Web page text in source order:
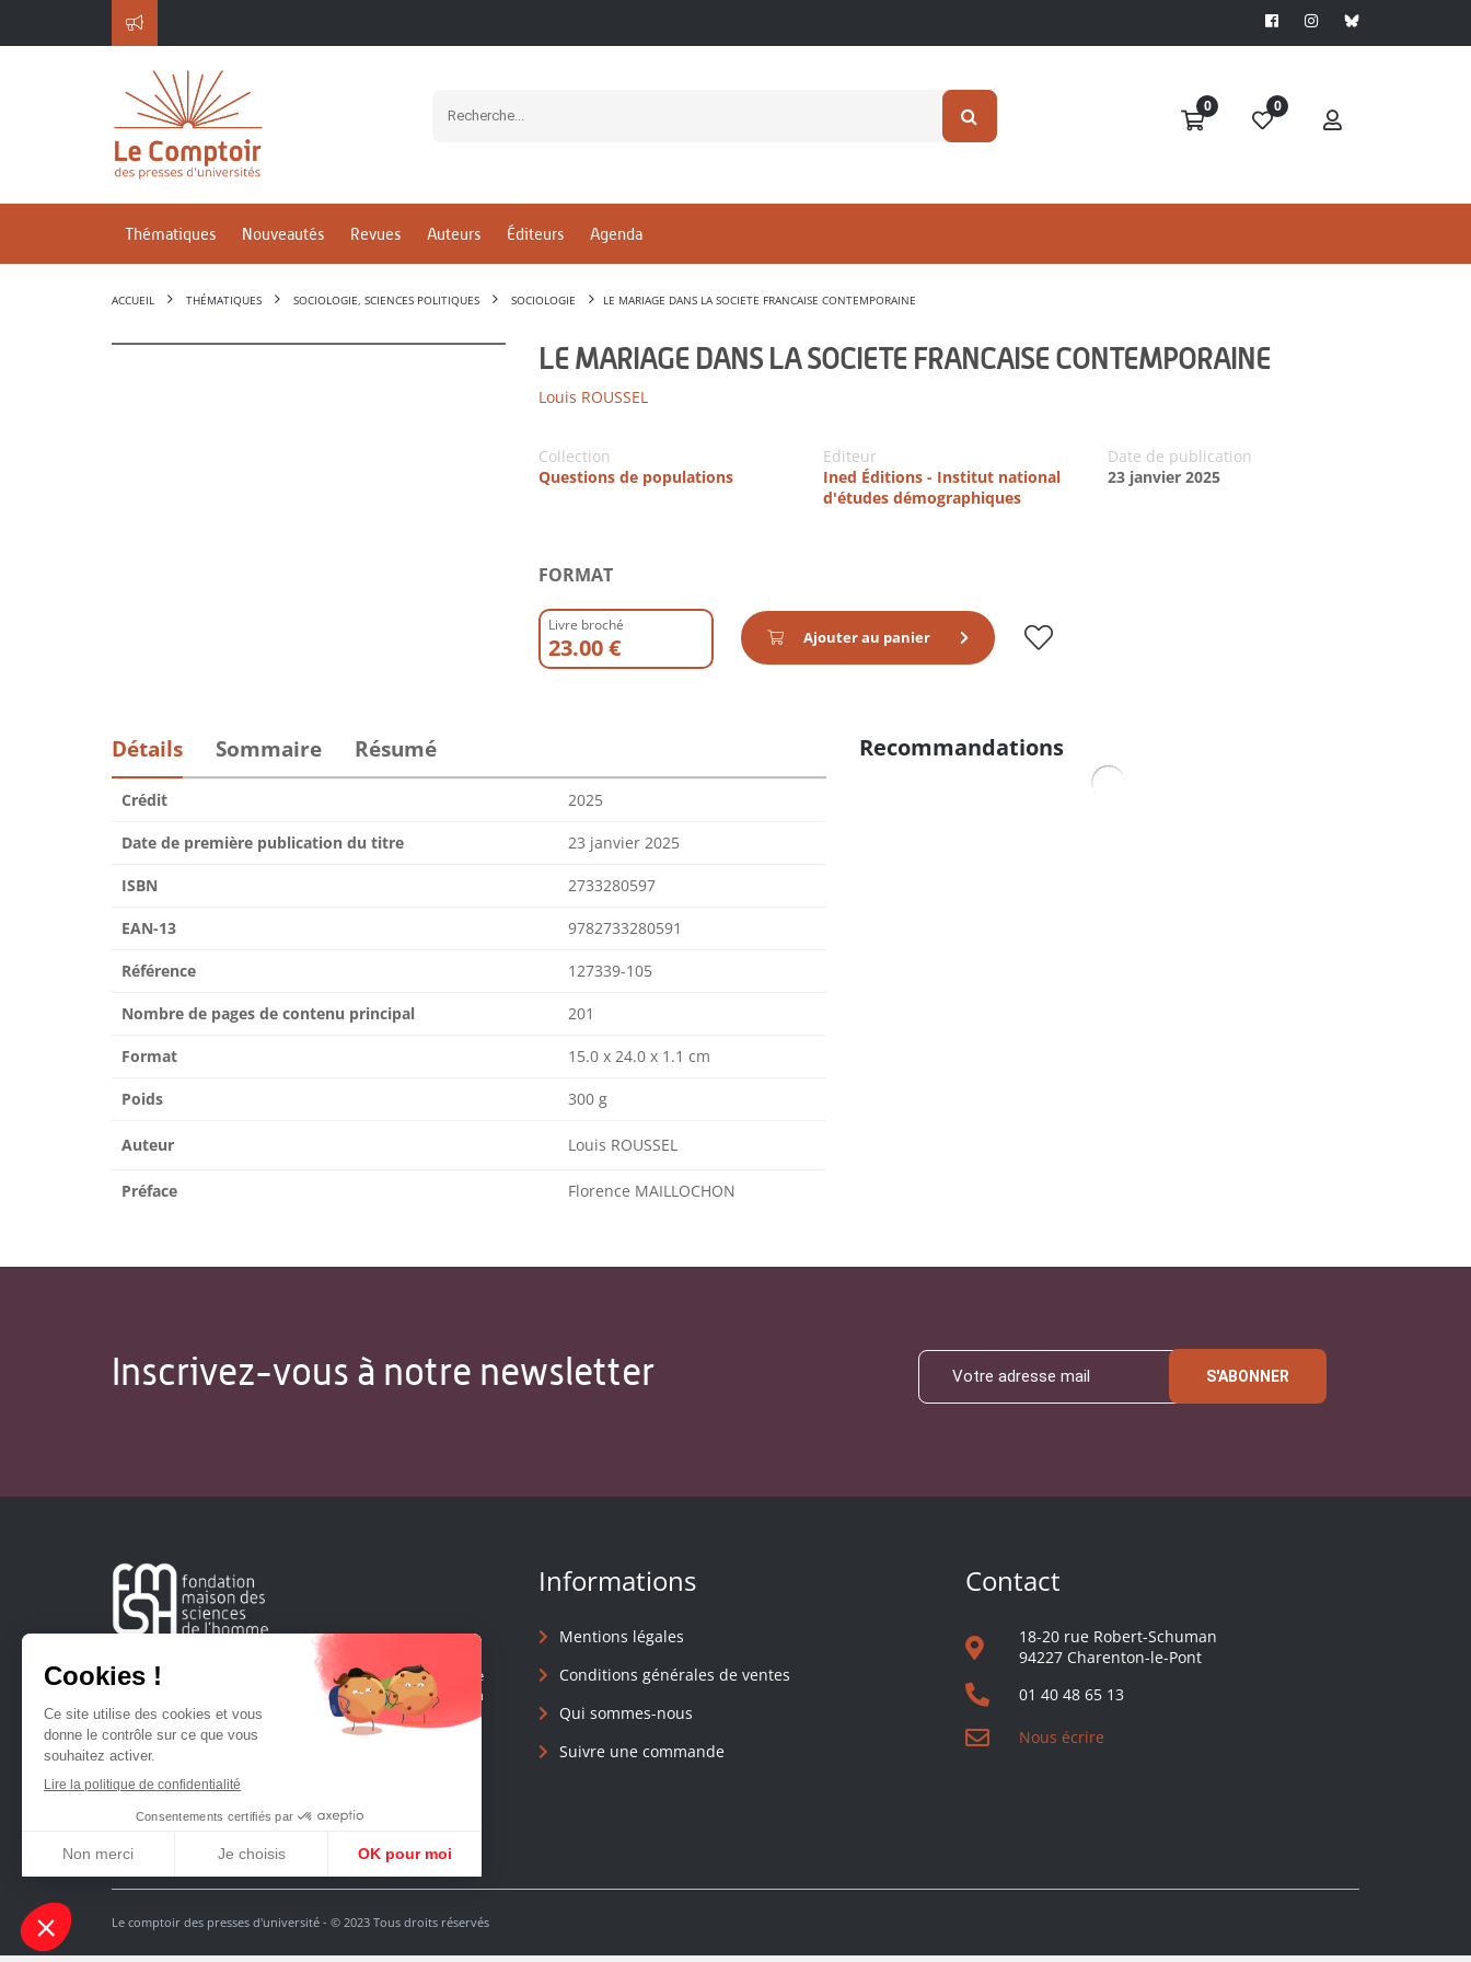
0 0
Thématiques Nouveautés Revues Auteurs Éditeurs Agenda
ACCUEIL THÉMATIQUES SOCIOLOGIE, SCIENCES POLITIQUES SOCIOLOGIE LE MARIAGE DANS LA SOCIETE FRANCAISE CONTEMPORAINE
LE MARIAGE DANS LA SOCIETE FRANCAISE CONTEMPORAINE
Louis ROUSSEL
Collection
Questions de populations
Editeur
Ined Éditions - Institut national
d'études démographiques
Date de publication
23 janvier 2025
FORMAT
Livre broché
23.00 € Ajouter au panier
Détails Sommaire Résumé
Crédit 2025
Date de première publication du titre 23 janvier 2025
ISBN 2733280597
EAN-13 9782733280591
Référence 127339-105
Nombre de pages de contenu principal 201
Format 15.0 x 24.0 x 1.1 cm
Poids 300 g
Auteur Louis ROUSSEL
Préface Florence MAILLOCHON
Recommandations
Inscrivez-vous à notre newsletter S'ABONNER
Créée en 1963, la Fondation Maison Sciences de l'Homme
soutient la recherche et la diffusion des connaissances en
sciences humaines et sociales.
Informations
Mentions légales
Conditions générales de ventes
Qui sommes-nous
Suivre une commande
Contact
18-20 rue Robert-Schuman
94227 Charenton-le-Pont
01 40 48 65 13
Nous écrire
Le comptoir des presses d'université - © 2023 Tous droits réservés